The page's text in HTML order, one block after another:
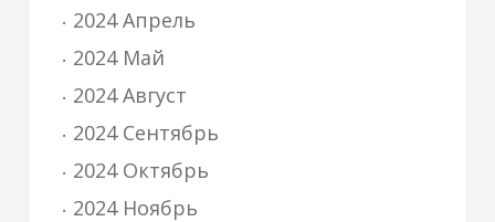
2024 Апрель
2024 Май
2024 Август
2024 Сентябрь
2024 Октябрь
2024 Ноябрь